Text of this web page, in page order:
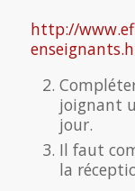
http://
joignant
jour.
Il faut
la